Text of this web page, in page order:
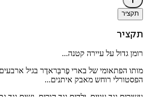
תקציר
תקציר
רומן גדול על עיירה קטנה...
מותו הפתאומי של בארי פֶרבְּראדֶר בגיל
הפסטורלי רוחש מאבק איתנים...